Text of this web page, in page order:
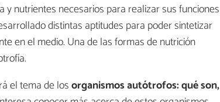
nutrientes necesarios para realizar sus funciones
distintas aptitudes para poder sintetizar
en el medio. Una de las formas de nutrición
el tema de losorganismos autótrofos: qué son,